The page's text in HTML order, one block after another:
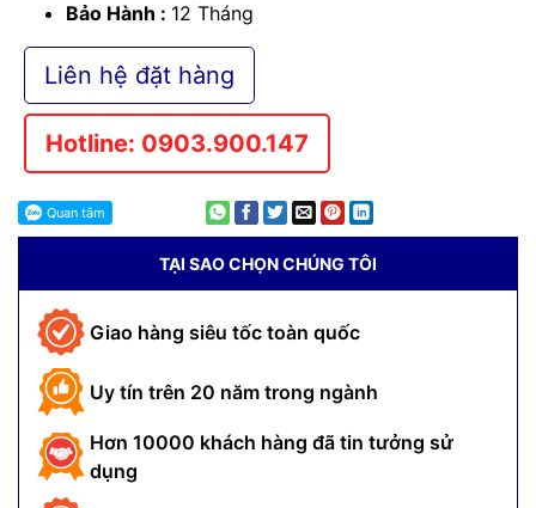
Bảo Hành : 12 Tháng
Liên hệ đặt hàng
Hotline: 0903.900.147
TẠI SAO CHỌN CHÚNG TÔI
Giao hàng siêu tốc toàn quốc
Uy tín trên 20 năm trong ngành
Hơn 10000 khách hàng đã tin tưởng sử
dụng